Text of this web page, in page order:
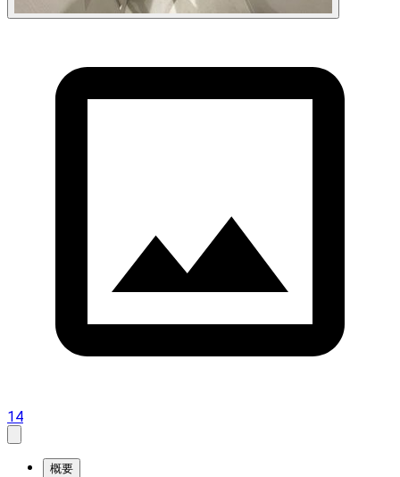
14
概要